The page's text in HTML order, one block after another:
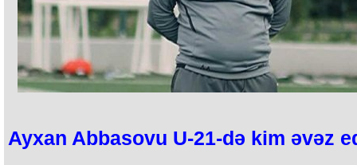
Ayxan Abbasovu U-21-də kim əvəz